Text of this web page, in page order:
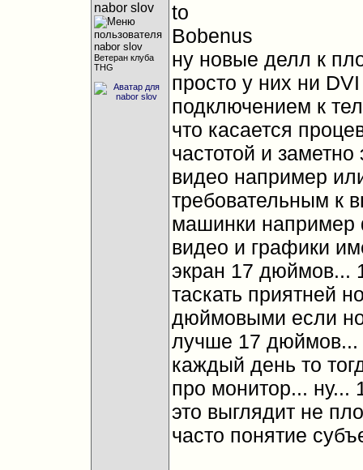
nabor slov
Ветеран клуба
THG
to
Bobenus
ну новые делл к
просто у них ни
подключением к
что касается
частотой и
видео например
требовательным к
машинки
видео и графики
экран 17 дюймов...
таскать приятней
дюймовыми если
лучше 17 дюймов...
каждый день то
про монитор... ну...
это выглядит не
часто понятие